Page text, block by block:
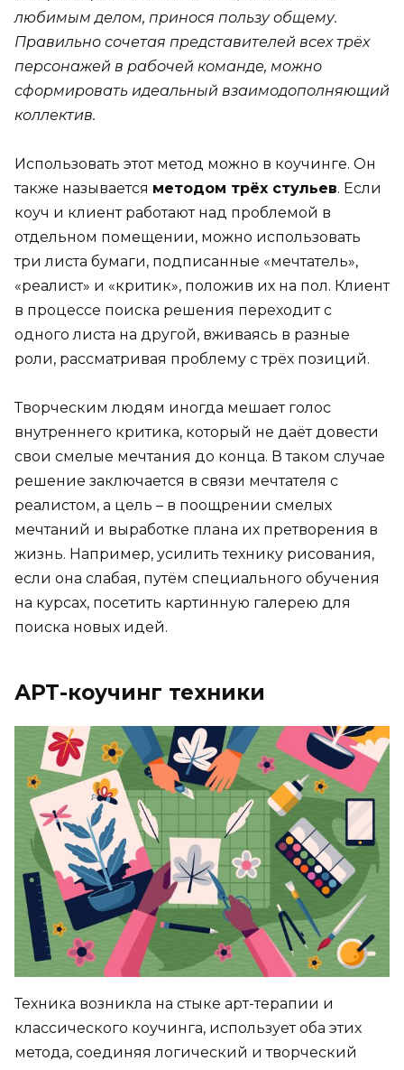
любимым делом, принося пользу общему.
Правильно сочетая представителей всех трёх
персонажей в рабочей команде, можно
сформировать идеальный взаимодополняющий
коллектив.
Использовать этот метод можно в коучинге. Он
также называется методом трёх стульев. Если
коуч и клиент работают над проблемой в
отдельном помещении, можно использовать
три листа бумаги, подписанные «мечтатель»,
«реалист» и «критик», положив их на пол. Клиент
в процессе поиска решения переходит с
одного листа на другой, вживаясь в разные
роли, рассматривая проблему с трёх позиций.
Творческим людям иногда мешает голос
внутреннего критика, который не даёт довести
свои смелые мечтания до конца. В таком случае
решение заключается в связи мечтателя с
реалистом, а цель – в поощрении смелых
мечтаний и выработке плана их претворения в
жизнь. Например, усилить технику рисования,
если она слабая, путём специального обучения
на курсах, посетить картинную галерею для
поиска новых идей.
АРТ-коучинг техники
Техника возникла на стыке арт-терапии и
классического коучинга, использует оба этих
метода, соединяя логический и творческий